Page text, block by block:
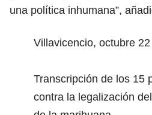
una política inhumana”,
Villavicencio, octubre
Transcripción de los 15
contra la legalización